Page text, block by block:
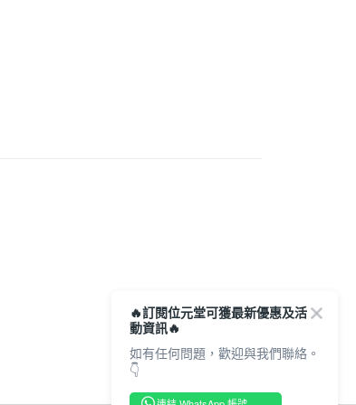
🔥訂閱位元堂可獲最新優惠及活
動資訊🔥
如有任何問題，歡迎與我們聯絡。
👇